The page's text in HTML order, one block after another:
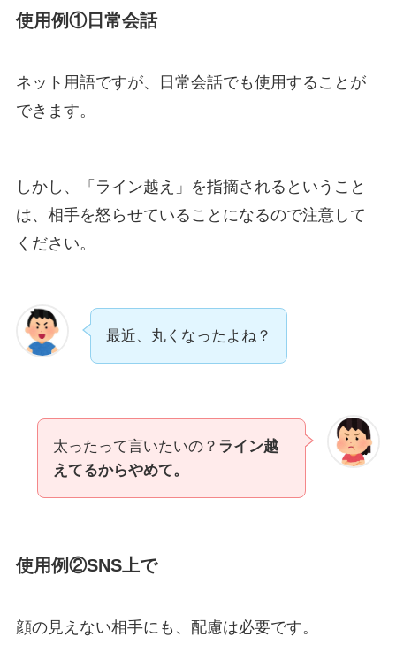
使用例①日常会話
ネット用語ですが、日常会話でも使用することが
できます。
しかし、「ライン越え」を指摘されるということ
は、相手を怒らせていることになるので注意して
ください。
最近、丸くなったよね？
太ったって言いたいの？ ライン越
えてるからやめて。
使用例②SNS上で
顔の見えない相手にも、配慮は必要です。